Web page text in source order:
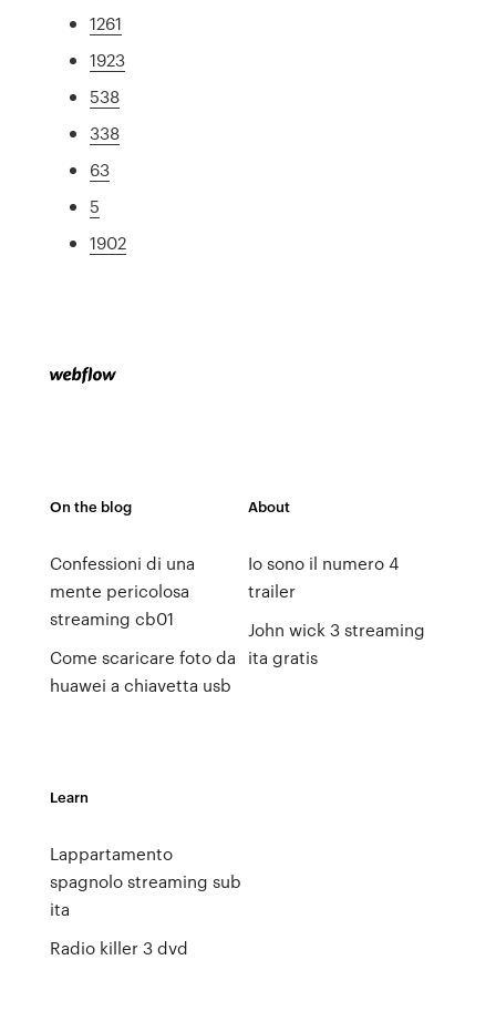
1261
1923
538
338
63
5
1902
On the blog
Confessioni di una
mente pericolosa
streaming cb01
Come scaricare foto da
huawei a chiavetta usb
About
Io sono il numero 4
trailer
John wick 3 streaming
ita gratis
Learn
Lappartamento
spagnolo streaming sub
ita
Radio killer 3 dvd